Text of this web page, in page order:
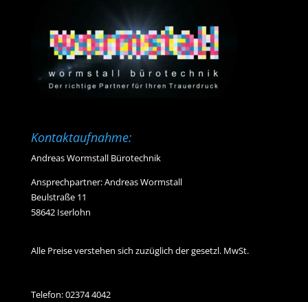
Kontaktaufnahme:
Andreas Wormstall Bürotechnik
Ansprechpartner: Andreas Wormstall
Beulstraße 11
58642 Iserlohn
Alle Preise verstehen sich zuzüglich der gesetzl. MwSt.
Telefon:02374 4042